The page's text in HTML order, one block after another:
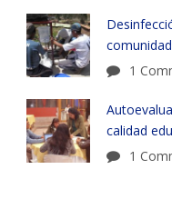
1
calidad
1